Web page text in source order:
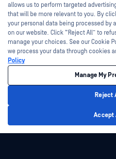
認証
テクノロジー・パートナー
OPSWAT チャネル パートナー
©2026OPSWAT . All rights
MetaAccess、OPSWAT 、Trust no File.
World's Critical Infrastructure、Deep CDR™
DFI、RetroHunt、Deep File Inspection、お
です。第三者の商標は、それぞれの所有
プライバシーポリシー
allows us to perform targeted
that will be more relevant to you. By
your personal data being processed by
on our website. Click “Reject All” to
manage your choices. See our Cookie
we process your data through cookies
Policy
Manage My
Reject
Accept